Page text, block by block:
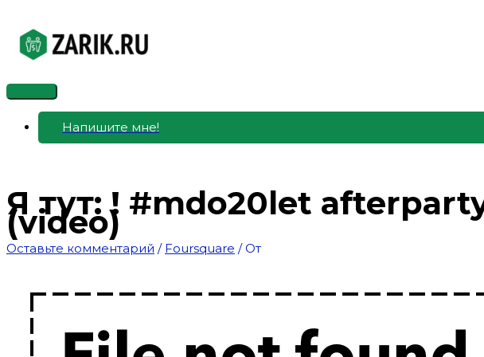
содержимому
Главное
меню
Напишите мне!
Я тут: ! #mdo20let
(video)
Оставьте комментарий / Foursquare / От